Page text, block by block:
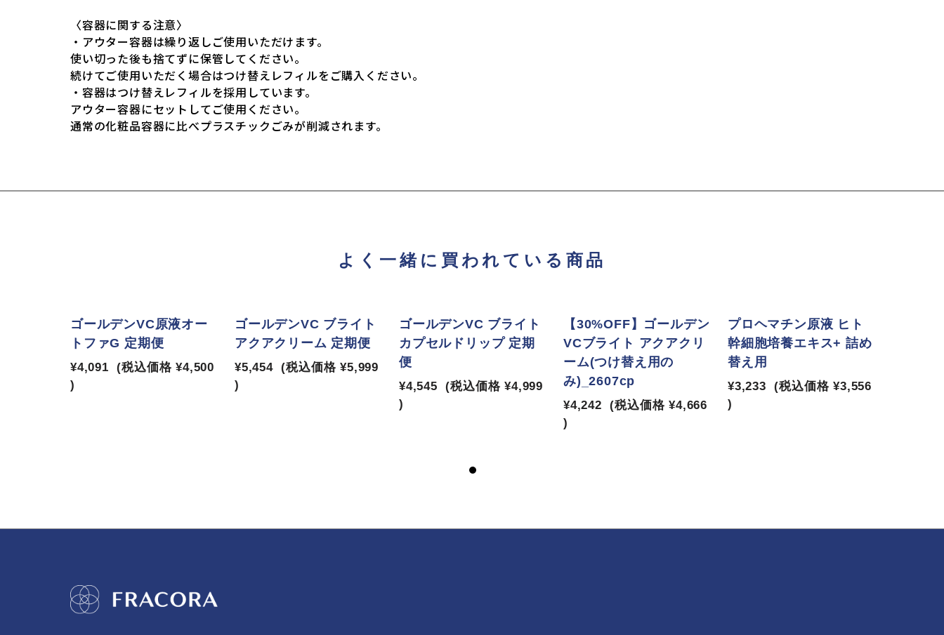
〈容器に関する注意〉
・アウター容器は繰り返しご使用いただけます。
使い切った後も捨てずに保管してください。
続けてご使用いただく場合はつけ替えレフィルをご購入ください。
・容器はつけ替えレフィルを採用しています。
アウター容器にセットしてご使用ください。
通常の化粧品容器に比べプラスチックごみが削減されます。
よく一緒に買われている商品
ゴールデンVC原液オー
トファG 定期便
¥4,091 (税込価格 ¥4,500
)
ゴールデンVC ブライト
アクアクリーム 定期便
¥5,454 (税込価格 ¥5,999
)
ゴールデンVC ブライト
カプセルドリップ 定期
便
¥4,545 (税込価格 ¥4,999
)
【30%OFF】ゴールデン
VCブライト アクアクリ
ーム(つけ替え用の
み)_2607cp
¥4,242 (税込価格 ¥4,666
)
プロヘマチン原液 ヒト
幹細胞培養エキス+ 詰め
替え用
¥3,233 (税込価格 ¥3,556
)